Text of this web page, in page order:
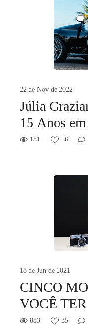
22 de Nov de 2022
Júlia
15 Anos
181 56
18 de Jun de 2021
CINCO
VOCÊ
883 35